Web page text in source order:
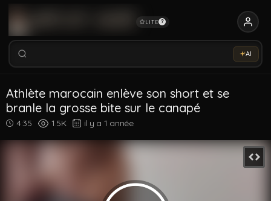
LITE ?
Rechercher vidéos, modèles, tags...
AI
Athlète marocain enlève son short et se
branle la grosse bite sur le canapé
4:35 1.5K il y a 1 année